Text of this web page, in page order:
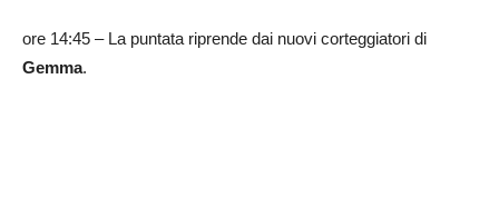
ore 14:45 – La puntata riprende dai nuovi corteggiatori di
Gemma.